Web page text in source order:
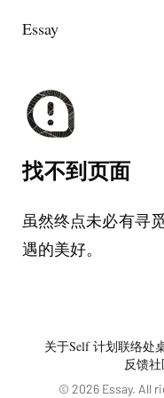
Essay
找不到页面
虽然终点未必有寻
遇的美好。
关于Self 计划联络处
反馈
© 2026 Essay. All